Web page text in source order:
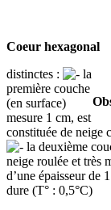
Coeur hexagonal
distinctes :
la
première couche
(en surface)
mesure 1 cm, est
constituée de neige
la deuxième
neige roulée et très
d’une épaisseur de
dure (T° : 0,5°C)